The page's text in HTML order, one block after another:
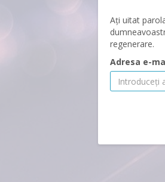
Ați uitat
regenerare.
Adresa e-